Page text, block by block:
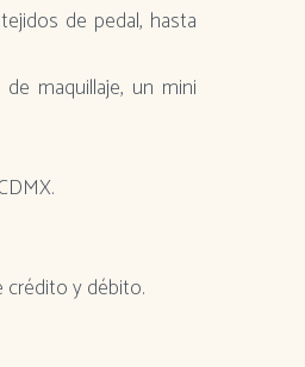
de pedal, hasta
maquillaje, un mini
crédito y débito.